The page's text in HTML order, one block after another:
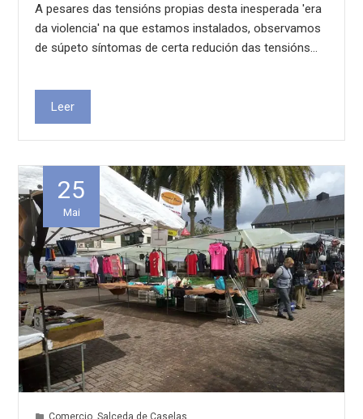
A pesares das tensións propias desta inesperada 'era
da violencia' na que estamos instalados, observamos
de súpeto síntomas de certa redución das tensións…
Leer
25
Mai